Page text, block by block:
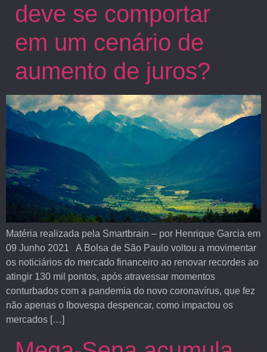
deve se comportar
em um cenário de
aumento de juros?
Matéria realizada pela Smartbrain – por Henrique Garcia em
09 Junho 2021 A Bolsa de São Paulo voltou a movimentar
os noticiários do mercado financeiro ao renovar recordes ao
atingir 130 mil pontos, após atravessar momentos
conturbados com a pandemia do novo coronavírus, que fez
não apenas o Ibovespa despencar, como impactou os
mercados […]